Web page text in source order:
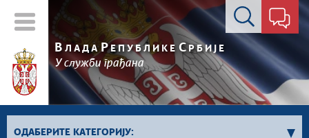
Контакт форма
В ЛАДА РЕПУБЛИКЕ СРБИЈЕ
У служби грађана
ОДАБЕРИТЕ КАТЕГОРИЈУ: